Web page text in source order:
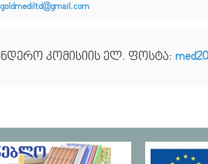
goldmediltd@gmail.com
კომისიის ელ. ფოსტა: